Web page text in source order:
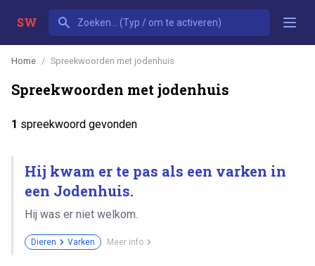
SW
Home Spreekwoorden met jodenhuis
Spreekwoorden met jodenhuis
1 spreekwoord gevonden
Hij kwam er te pas als een varken in
een Jodenhuis.
Hij was er niet welkom.
Dieren Varken Meer info